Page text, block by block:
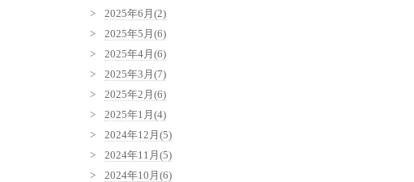
2025年6月(2)
2025年5月(6)
2025年4月(6)
2025年3月(7)
2025年2月(6)
2025年1月(4)
2024年12月(5)
2024年11月(5)
2024年10月(6)